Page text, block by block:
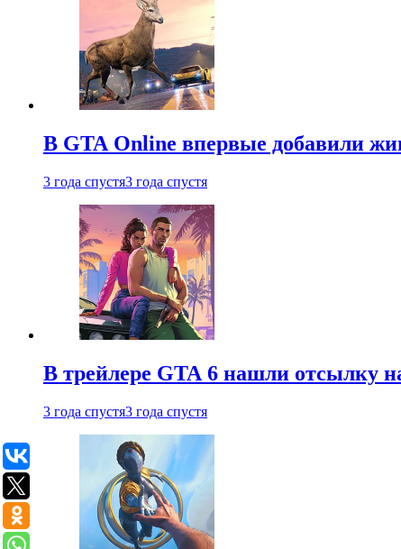
В GTA Online впервые добавили
3 года спустя3 года спустя
В трейлере GTA 6 нашли отсылку
3 года спустя3 года спустя